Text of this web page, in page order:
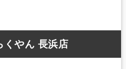
くやん 長浜店